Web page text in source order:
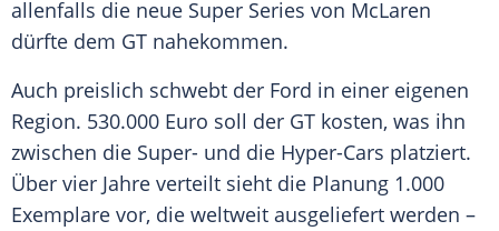
allenfalls die neue Super Series von McLaren
dürfte dem GT nahekommen.
Auch preislich schwebt der Ford in einer eigenen
Region. 530.000 Euro soll der GT kosten, was ihn
zwischen die Super- und die Hyper-Cars platziert.
Über vier Jahre verteilt sieht die Planung 1.000
Exemplare vor, die weltweit ausgeliefert werden –